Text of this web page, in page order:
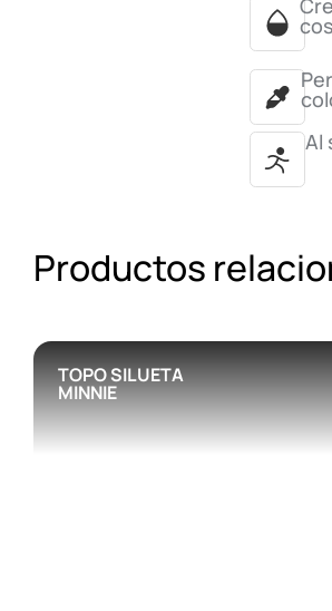
Al
Productos
TOPO SILUETA
MINNIE